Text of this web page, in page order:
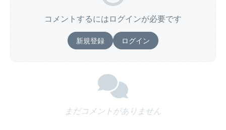
コメントするにはログインが必要です
新規登録 ログイン
まだコメントがありません